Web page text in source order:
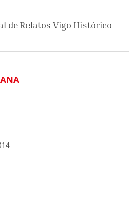
de Relatos Vigo Histórico